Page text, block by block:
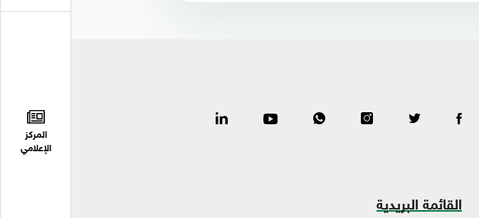
المركز
الإعلامي
القائمة البريدية